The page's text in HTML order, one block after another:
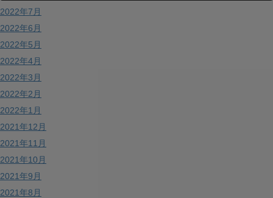
2022年7月
2022年6月
2022年5月
2022年4月
2022年3月
2022年2月
2022年1月
2021年12月
2021年11月
2021年10月
2021年9月
2021年8月